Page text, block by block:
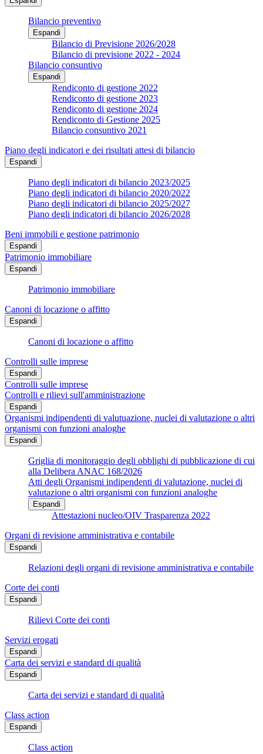
Bilancio preventivo
Espandi
Bilancio di Previsione 2026/2028
Bilancio di previsione 2022 - 2024
Bilancio consuntivo
Espandi
Rendiconto di gestione 2022
Rendiconto di gestione 2023
Rendiconto di gestione 2024
Rendiconto di Gestione 2025
Bilancio consuntivo 2021
Piano degli indicatori e dei risultati attesi di bilancio
Espandi
Piano degli indicatori di bilancio 2023/2025
Piano degli indicatori di bilancio 2020/2022
Piano degli indicatori di bilancio 2025/2027
Piano degli indicatori di bilancio 2026/2028
Beni immobili e gestione patrimonio
Espandi
Patrimonio immobiliare
Espandi
Patrimonio immobiliare
Canoni di locazione o affitto
Espandi
Canoni di locazione o affitto
Controlli sulle imprese
Espandi
Controlli sulle imprese
Controlli e rilievi sull'amministrazione
Espandi
Organismi indipendenti di valutuazione, nuclei di valutazione o altri
organismi con funzioni analoghe
Espandi
Griglia di monitoraggio degli obblighi di pubblicazione di cui
alla Delibera ANAC 168/2026
Atti degli Organismi indipendenti di valutazione, nuclei di
valutazione o altri organismi con funzioni analoghe
Espandi
Attestazioni nucleo/OIV Trasparenza 2022
Organi di revisione amministrativa e contabile
Espandi
Relazioni degli organi di revisione amministrativa e contabile
Corte dei conti
Espandi
Rilievi Corte dei conti
Servizi erogati
Espandi
Carta dei servizi e standard di qualità
Espandi
Carta dei servizi e standard di qualità
Class action
Espandi
Class action